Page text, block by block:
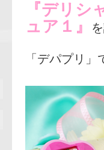
『デリ
ュア１』
「デパプリ